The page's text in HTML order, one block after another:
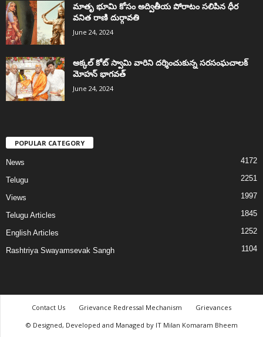
మాతృ భూమి కోసం అద్వితీయ పోరాటం సలిపిన ధీర
వనిత రాణి దుర్గావతి
June 24, 2024
అక్కల్‌ కోట్‌ స్వామి వారిని దర్శించుకున్న సరసంఘచాలక్
మోహన్ భాగవత్
June 24, 2024
POPULAR CATEGORY
News 4172
Telugu 2251
Views 1997
Telugu Articles 1845
English Articles 1252
Rashtriya Swayamsevak Sangh 1104
Contact Us Grievance Redressal Mechanism
Grievances
© Designed, Developed and Managed by IT Milan Komaram Bheem